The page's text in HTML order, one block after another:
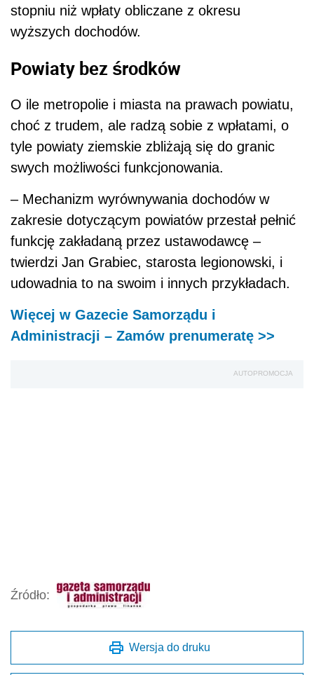
stopniu niż wpłaty obliczane z okresu
wyższych dochodów.
Powiaty bez środków
O ile metropolie i miasta na prawach powiatu,
choć z trudem, ale radzą sobie z wpłatami, o
tyle powiaty ziemskie zbliżają się do granic
swych możliwości funkcjonowania.
– Mechanizm wyrównywania dochodów w
zakresie dotyczącym powiatów przestał pełnić
funkcję zakładaną przez ustawodawcę –
twierdzi Jan Grabiec, starosta legionowski, i
udowadnia to na swoim i innych przykładach.
Więcej w Gazecie Samorządu i
Administracji – Zamów prenumeratę >>
AUTOPROMOCJA
Źródło:
Wersja do druku